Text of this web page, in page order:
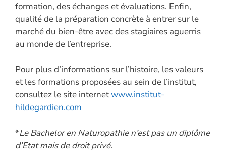
formation, des échanges et évaluations. Enfin,
qualité de la préparation concrète à entrer sur le
marché du bien-être avec des stagiaires aguerris
au monde de l’entreprise.
Pour plus d’informations sur l’histoire, les valeurs
et les formations proposées au sein de l’institut,
consultez le site internetwww.institut-
hildegardien.com
*Le Bachelor en Naturopathie n’est pas un diplôme
d’Etat mais de droit privé.